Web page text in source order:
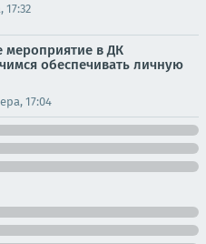
17:32
мероприятие в ДК
обеспечивать личную
17:04